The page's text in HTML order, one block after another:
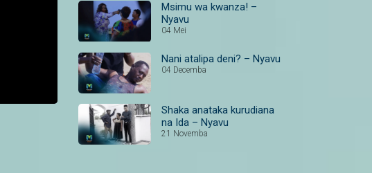
Msimu wa kwanza! –
Nyavu
04 Mei
Nani atalipa deni? – Nyavu
04 Decemba
Shaka anataka kurudiana
na Ida – Nyavu
21 Novemba